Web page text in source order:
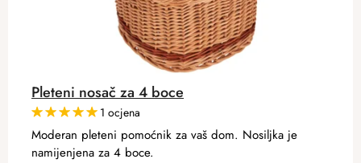
Pleteni nosač za 4 boce
1 ocjena
Moderan pleteni pomoćnik za vaš dom. Nosiljka je
namijenjena za 4 boce.